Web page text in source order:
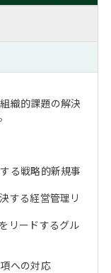
織的課題の解決
る戦略的新規事
する経営管理リ
リードするグル
への対応